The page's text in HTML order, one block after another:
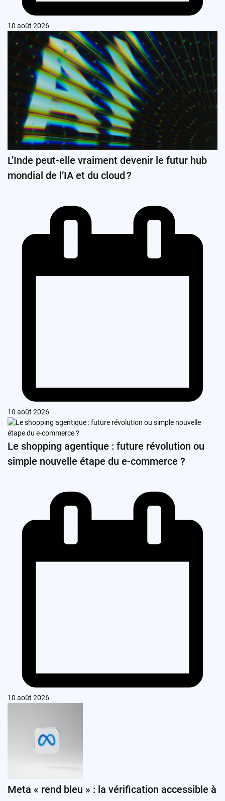
10 août 2026
L’Inde peut-elle vraiment devenir le futur hub
mondial de l’IA et du cloud ?
10 août 2026
Le shopping agentique : future révolution ou
simple nouvelle étape du e-commerce ?
10 août 2026
Meta « rend bleu » : la vérification accessible à